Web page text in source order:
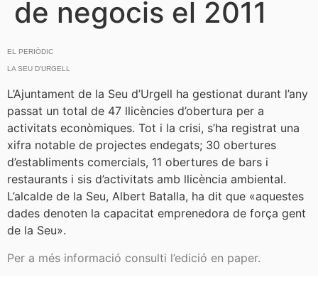
de negocis el 2011
EL PERIÒDIC
LA SEU D’URGELL
L’Ajuntament de la Seu d’Urgell ha gestionat durant l’any
passat un total de 47 llicències d’obertura per a
activitats econòmiques. Tot i la crisi, s’ha registrat una
xifra notable de projectes endegats; 30 obertures
d’establiments comercials, 11 obertures de bars i
restaurants i sis d’activitats amb llicència ambiental.
L’alcalde de la Seu, Albert Batalla, ha dit que «aquestes
dades denoten la capacitat emprenedora de força gent
de la Seu».
Per a més informació consulti l’edició en paper.